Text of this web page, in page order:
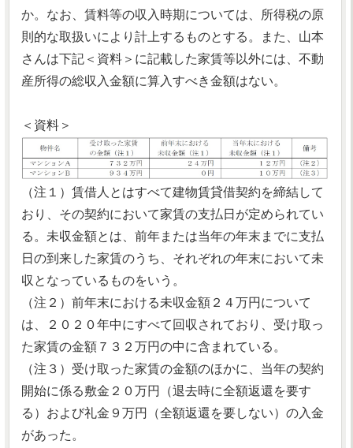
か。なお、賃料等の収入時期については、所得税の原
則的な取扱いにより計上するものとする。また、山本
さんは下記＜資料＞に記載した家賃等以外には、不動
産所得の総収入金額に算入すべき金額はない。
＜資料＞
（注１）賃借人とはすべて建物賃貸借契約を締結して
おり、その契約において家賃の支払日が定められてい
る。未収金額とは、前年または当年の年末までに支払
日の到来した家賃のうち、それぞれの年末において未
収となっているものをいう。
（注２）前年末における未収金額２４万円について
は、２０２０年中にすべて回収されており、受け取っ
た家賃の金額７３２万円の中に含まれている。
（注３）受け取った家賃の金額のほかに、当年の契約
開始に係る敷金２０万円（退去時に全額返還を要す
る）および礼金９万円（全額返還を要しない）の入金
があった。